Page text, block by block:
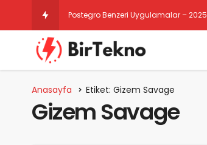
Postegro Benzeri Uygulamalar – 2025
Anasayfa Etiket: Gizem Savage
Gizem Savage